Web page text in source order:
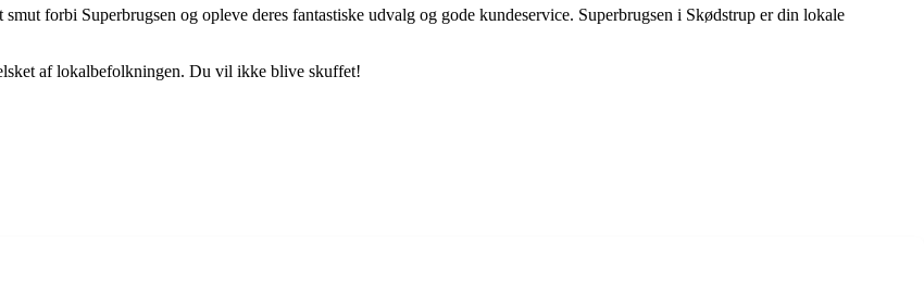
forbi Superbrugsen og opleve deres fantastiske udvalg og gode kundeservice. Superbrugsen i Skødstrup er din lokale
af lokalbefolkningen. Du vil ikke blive skuffet!